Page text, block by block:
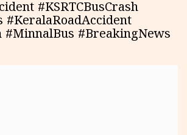
#KSRTCBusCrash
#MinnalBus #BreakingNews